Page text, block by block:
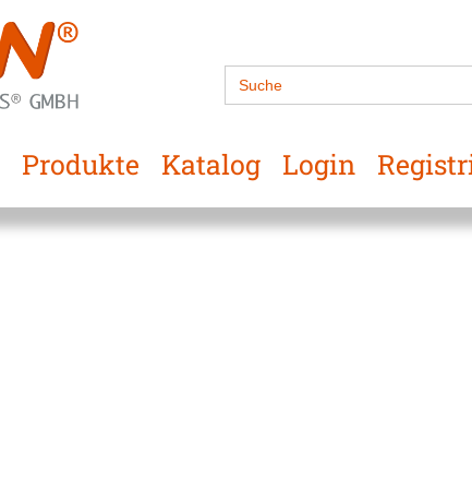
Search
for:
Produkte Katalog Login